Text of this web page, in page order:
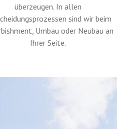
überzeugen. In allen
sind wir beim
Umbau oder Neubau an
Ihrer Seite.